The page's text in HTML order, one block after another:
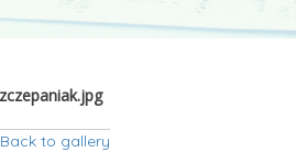
Back to gallery